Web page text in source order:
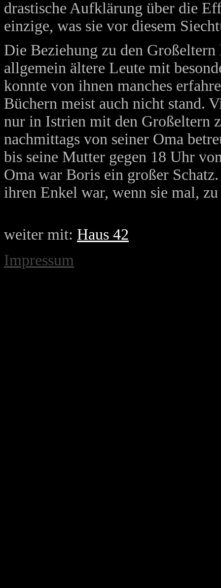
drastische Aufklärung über die
einzige, was sie vor diesem
Die Beziehung zu den
allgemein ältere Leute mit
konnte von ihnen manches
Büchern meist auch nicht stand.
nur in Istrien mit den Großeltern
nachmittags von seiner Oma
bis seine Mutter gegen 18 Uhr
Oma war Boris ein großer
ihren Enkel war, wenn sie mal,
weiter mit: Haus 42
Impressum